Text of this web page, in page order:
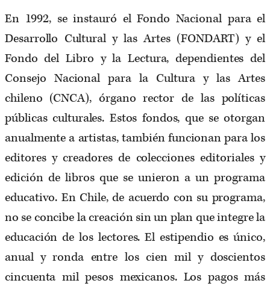
En 1992, se instauró el Fondo Nacional para el
Desarrollo Cultural y las Artes (FONDART) y el
Fondo del Libro y la Lectura, dependientes del
Consejo Nacional para la Cultura y las Artes
chileno (CNCA), órgano rector de las políticas
públicas culturales. Estos fondos, que se otorgan
anualmente a artistas, también funcionan para los
editores y creadores de colecciones editoriales y
edición de libros que se unieron a un programa
educativo. En Chile, de acuerdo con su programa,
no se concibe la creación sin un plan que integre la
educación de los lectores. El estipendio es único,
anual y ronda entre los cien mil y doscientos
cincuenta mil pesos mexicanos. Los pagos más